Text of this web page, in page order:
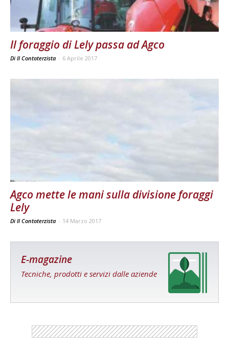
Il foraggio di Lely passa ad Agco
Di Il Contoterzista - 6 Aprile 2017
Agco mette le mani sulla divisione foraggi
Lely
Di Il Contoterzista - 14 Marzo 2017
E-magazine
Tecniche, prodotti e servizi dalle aziende